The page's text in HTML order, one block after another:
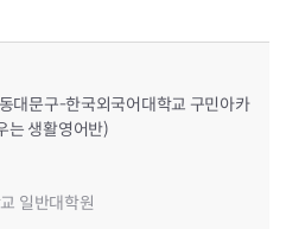
대문구-한국외국어대학교 구민아카
는 생활영어반)
일반대학원